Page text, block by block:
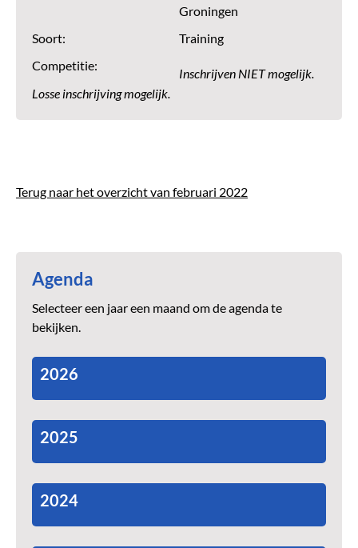
Groningen
Soort:
Training
Competitie:
Inschrijven NIET mogelijk.
Losse inschrijving mogelijk.
Terug naar het overzicht van februari 2022
Agenda
Selecteer een jaar een maand om de agenda te
bekijken.
2026
2025
2024